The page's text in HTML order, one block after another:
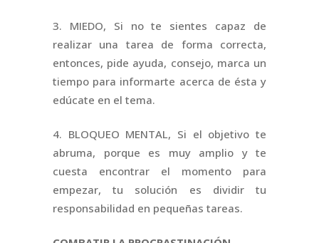
3. MIEDO, Si no te sientes capaz de
realizar una tarea de forma correcta,
entonces, pide ayuda, consejo, marca un
tiempo para informarte acerca de ésta y
edúcate en el tema.
4. BLOQUEO MENTAL, Si el objetivo te
abruma, porque es muy amplio y te
cuesta encontrar el momento para
empezar, tu solución es dividir tu
responsabilidad en pequeñas tareas.